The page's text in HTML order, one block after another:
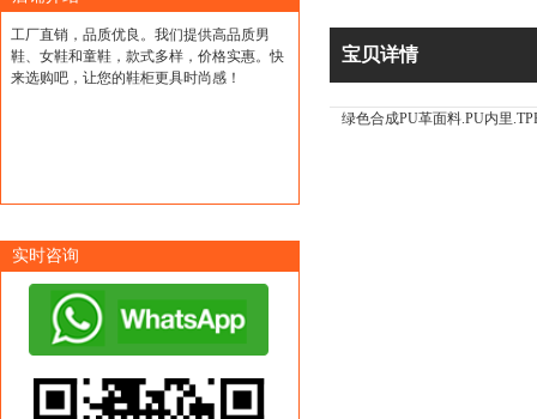
工厂直销，品质优良。我们提供高品质男
鞋、女鞋和童鞋，款式多样，价格实惠。快
来选购吧，让您的鞋柜更具时尚感！
实时咨询
宝贝详情
绿色合成PU革面料.PU内里